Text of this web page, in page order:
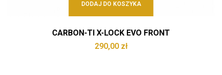
DODAJ DO KOSZYKA
CARBON-TI X-LOCK EVO FRONT
290,00 zł